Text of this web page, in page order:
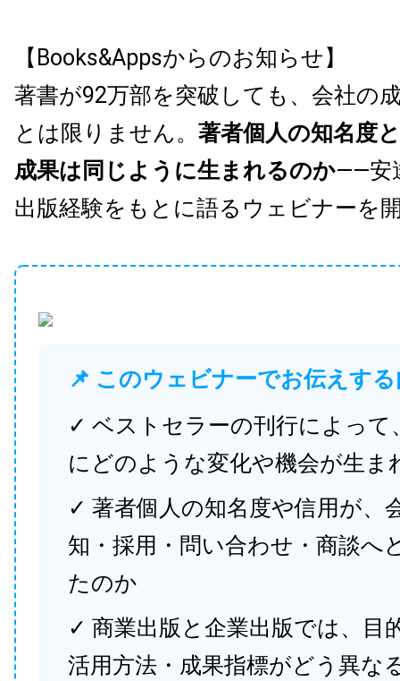
【Books&Appsからのお知らせ】
著書が92万部を突破しても、会社の
とは限りません。 著者個人の知名度
成果は同じように生まれるのか——安
出版経験をもとに語るウェビナーを
📌 このウェビナーでお伝えす
✓ ベストセラーの刊行によって
にどのような変化や機会が生ま
✓ 著者個人の知名度や信用が、
知・採用・問い合わせ・商談へ
たのか
✓ 商業出版と企業出版では、目
活用方法・成果指標がどう異な